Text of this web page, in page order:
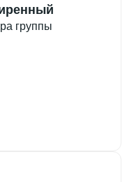
группы